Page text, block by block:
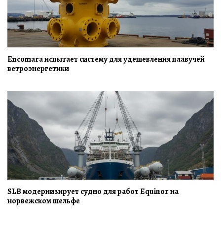
Encomara испытает систему для удешевления плавучей
ветроэнергетики
SLB модернизирует судно для работ Equinor на
норвежском шельфе